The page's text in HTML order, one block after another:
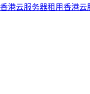
香港云服务器租用 香港云